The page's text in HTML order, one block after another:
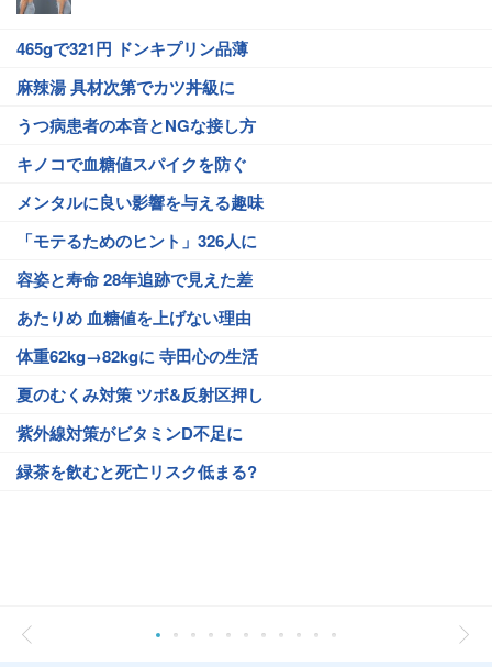
465gで321円 ドンキプリン品薄
麻辣湯 具材次第でカツ丼級に
うつ病患者の本音とNGな接し方
キノコで血糖値スパイクを防ぐ
メンタルに良い影響を与える趣味
「モテるためのヒント」326人に
容姿と寿命 28年追跡で見えた差
あたりめ 血糖値を上げない理由
体重62kg→82kgに 寺田心の生活
夏のむくみ対策 ツボ&反射区押し
紫外線対策がビタミンD不足に
緑茶を飲むと死亡リスク低まる?